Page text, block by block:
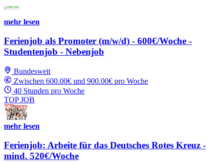
mehr lesen
Ferienjob als Promoter (m/w/d) - 600€/Woche -
Studentenjob - Nebenjob
Bundesweit
Zwischen 600.00€ und 900.00€ pro Woche
40 Stunden pro Woche
TOP JOB
mehr lesen
Ferienjob: Arbeite für das Deutsches Rotes Kreuz -
mind. 520€/Woche